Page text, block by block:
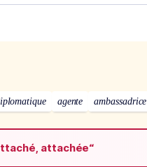
agente ambassadrice
attachée“